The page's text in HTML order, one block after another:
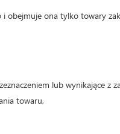
obejmuje ona tylko towary
lub wynikające z
towaru,